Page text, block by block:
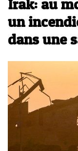
Irak: au
un
dans une